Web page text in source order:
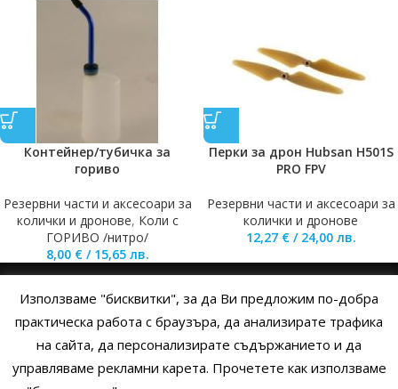
Контейнер/тубичка за
гориво
Резервни части и аксесоари за
колички и дронове, Коли с
ГОРИВО /нитро/
8,00 € / 15,65 лв.
Перки за дрон Hubsan H501S
PRO FPV
Резервни части и аксесоари за
колички и дронове
12,27 € / 24,00 лв.
ОБЩИ УСЛОВИЯ УСЛОВИЯ И ПРАВИЛА
ПОЛИТИКА НА БИСКВИТКИТЕПОЛИТИКА ЗА ПОВЕРИТЕЛНОСТ
Използваме "бисквитки", за да Ви предложим по-добра
практическа работа с браузъра, да анализирате трафика
на сайта, да персонализирате съдържанието и да
управляваме рекламни карета. Прочетете как използваме